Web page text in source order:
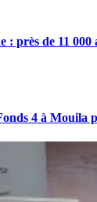
: près de 11
4 à Mouila